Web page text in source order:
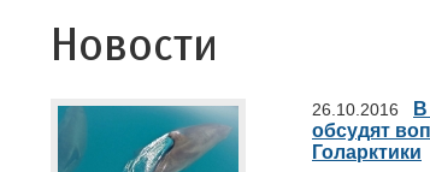
Новости
26.10.2016
обсудят
Голарктики